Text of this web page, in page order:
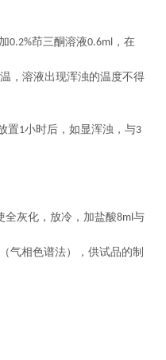
0.2%茚三酮溶液0.6ml ，在
，溶液出现浑浊的温度不得
置1小时后，如显浑浊，与3
全灰化，放冷，加盐酸8ml与
气相色谱法），供试品的制